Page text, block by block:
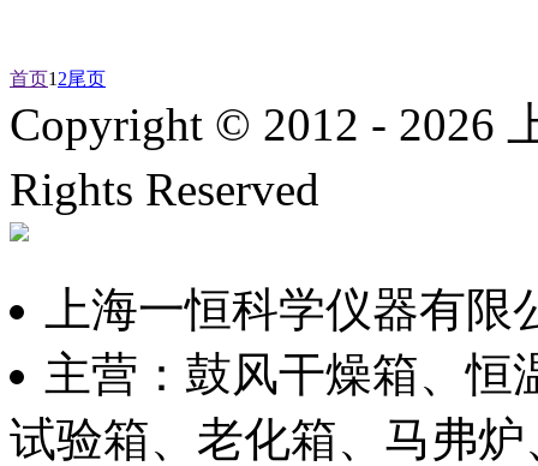
首页1 2尾页
Copyright © 2012 - 2026
Rights Reserved
上海一恒科学仪器有限
主营：鼓风干燥箱、恒
试验箱、老化箱、马弗